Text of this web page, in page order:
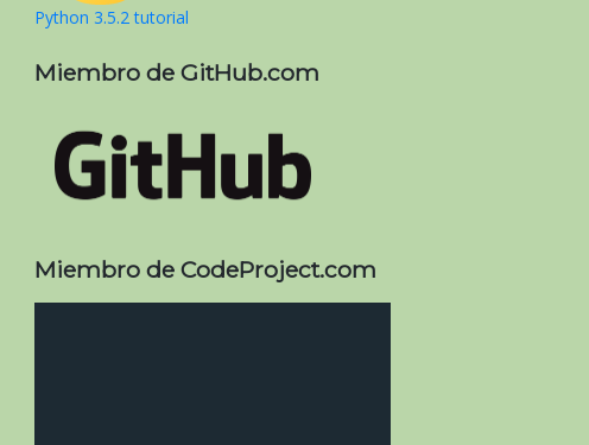
Python 3.5.2 tutorial
Miembro de GitHub.com
Miembro de CodeProject.com